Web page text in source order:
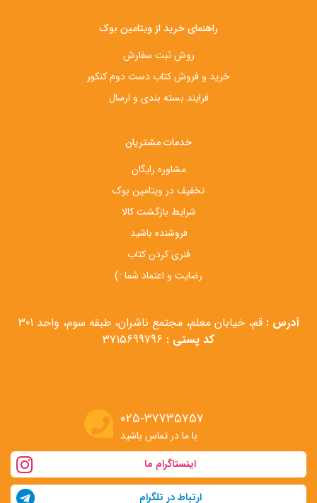
راهنمای خرید از ویتامین بوک
روش ثبت سفارش
خرید و فروش کتاب دست‌ دوم کنکور
فرایند بسته بندی و ارسال
خدمات مشتریان
مشاوره رایگان
تخفیف در ویتامین بوک
شرایط بازگشت کالا
فروشنده باشید
فنری کردن کتاب
رضایت و اعتماد شما :)
آدرس : قم، خیابان معلم، مجتمع ناشران، طبقه سوم، واحد 301
کد پستی :
۰۲۵-۳۷۷۳۵۷۵۷
با ما در تماس باشید
اینستاگرام ما
ارتباط در تلگرام